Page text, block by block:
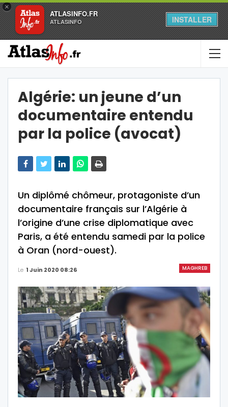
×
ATLASINFO.FR
ATLASINFO INSTALLER
Algérie: un jeune d’un
documentaire entendu
par la police (avocat)
Un diplômé chômeur, protagoniste d’un
documentaire français sur l’Algérie à
l’origine d’une crise diplomatique avec
Paris, a été entendu samedi par la police
à Oran (nord-ouest).
MAGHREB
Le 1 Juin 2020 08:26